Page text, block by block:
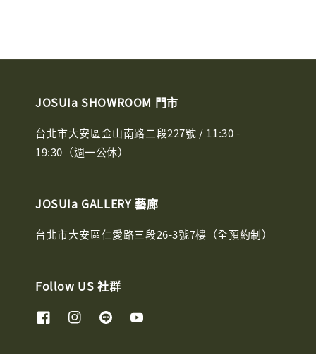
JOSUIa SHOWROOM 門市
台北市大安區金山南路二段227號 / 11:30 -
19:30（週一公休）
JOSUIa GALLERY 藝廊
台北市大安區仁愛路三段26-3號7樓（全預約制）
Follow US 社群